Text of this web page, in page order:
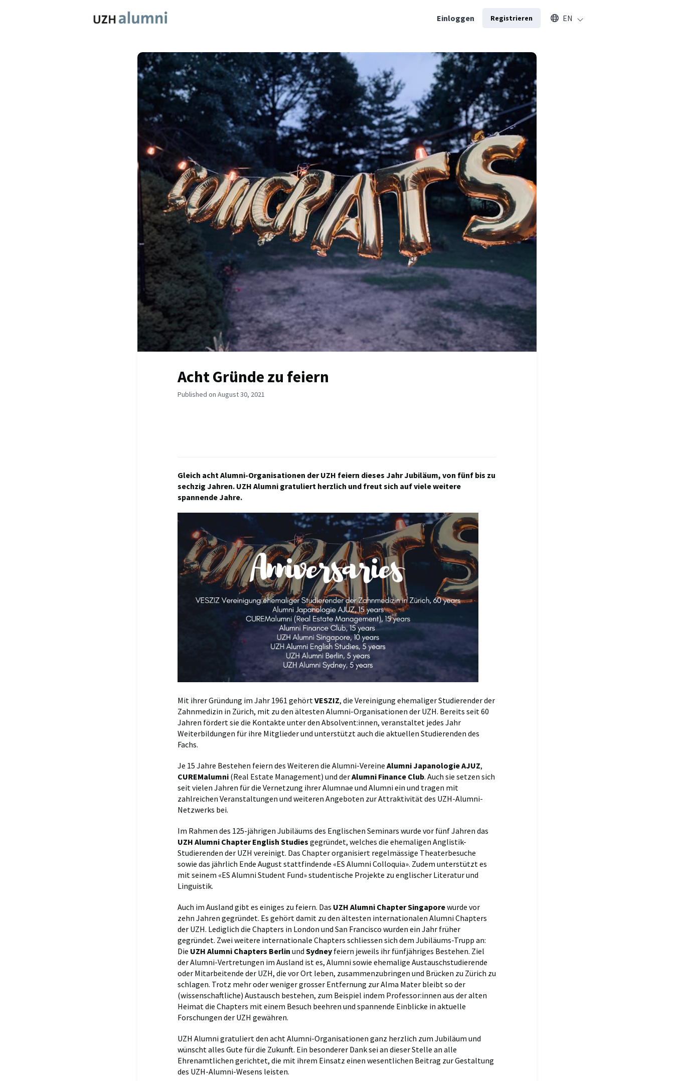
Benefits Jobs Organisationen
Einloggen Registrieren Select an available language
EN
Acht Gründe zu feiern
Published on August 30, 2021
Gleich acht Alumni-Organisationen der UZH feiern dieses Jahr Jubiläum, von fünf bis zu
sechzig Jahren. UZH Alumni gratuliert herzlich und freut sich auf viele weitere
spannende Jahre.
Mit ihrer Gründung im Jahr 1961 gehört VESZIZ, die Vereinigung ehemaliger Studierender der
Zahnmedizin in Zürich, mit zu den ältesten Alumni-Organisationen der UZH. Bereits seit 60
Jahren fördert sie die Kontakte unter den Absolvent:innen, veranstaltet jedes Jahr
Weiterbildungen für ihre Mitglieder und unterstützt auch die aktuellen Studierenden des
Fachs.
Je 15 Jahre Bestehen feiern des Weiteren die Alumni-Vereine Alumni Japanologie AJUZ,
CUREMalumni (Real Estate Management) und derAlumni Finance Club. Auch sie setzen sich
seit vielen Jahren für die Vernetzung ihrer Alumnae und Alumni ein und tragen mit
zahlreichen Veranstaltungen und weiteren Angeboten zur Attraktivität des UZH-Alumni-
Netzwerks bei.
Im Rahmen des 125-jährigen Jubiläums des Englischen Seminars wurde vor fünf Jahren das
UZH Alumni Chapter English Studies gegründet, welches die ehemaligen Anglistik-
Studierenden der UZH vereinigt. Das Chapter organisiert regelmässige Theaterbesuche
sowie das jährlich Ende August stattfindende «ES Alumni Colloquia». Zudem unterstützt es
mit seinem «ES Alumni Student Fund» studentische Projekte zu englischer Literatur und
Linguistik.
Auch im Ausland gibt es einiges zu feiern. Das UZH Alumni Chapter Singaporewurde vor
zehn Jahren gegründet. Es gehört damit zu den ältesten internationalen Alumni Chapters
der UZH. Lediglich die Chapters in London und San Francisco wurden ein Jahr früher
gegründet. Zwei weitere internationale Chapters schliessen sich dem Jubiläums-Trupp an:
Die UZH Alumni Chapters Berlin und Sydney feiern jeweils ihr fünfjähriges Bestehen. Ziel
der Alumni-Vertretungen im Ausland ist es, Alumni sowie ehemalige Austauschstudierende
oder Mitarbeitende der UZH, die vor Ort leben, zusammenzubringen und Brücken zu Zürich zu
schlagen. Trotz mehr oder weniger grosser Entfernung zur Alma Mater bleibt so der
(wissenschaftliche) Austausch bestehen, zum Beispiel indem Professor:innen aus der alten
Heimat die Chapters mit einem Besuch beehren und spannende Einblicke in aktuelle
Forschungen der UZH gewähren.
UZH Alumni gratuliert den acht Alumni-Organisationen ganz herzlich zum Jubiläum und
wünscht alles Gute für die Zukunft. Ein besonderer Dank sei an dieser Stelle an alle
Ehrenamtlichen gerichtet, die mit ihrem Einsatz einen wesentlichen Beitrag zur Gestaltung
des UZH-Alumni-Wesens leisten.